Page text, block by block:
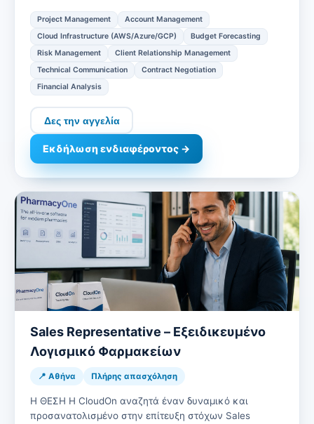
Project Management
Account Management
Cloud Infrastructure (AWS/Azure/GCP)
Budget Forecasting
Risk Management
Client Relationship Management
Technical Communication
Contract Negotiation
Financial Analysis
Δες την αγγελία
Εκδήλωση ενδιαφέροντος →
Sales Representative – Εξειδικευμένο
Λογισμικό Φαρμακείων
📍 Αθήνα Πλήρης απασχόληση
Η ΘΕΣΗ Η CloudOn αναζητά έναν δυναμικό και
προσανατολισμένο στην επίτευξη στόχων Sales